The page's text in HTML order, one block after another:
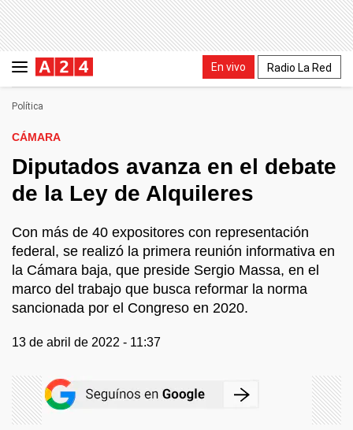
En vivo Radio La Red
Política
CÁMARA
Diputados avanza en el debate
de la Ley de Alquileres
Con más de 40 expositores con representación
federal, se realizó la primera reunión informativa en
la Cámara baja, que preside Sergio Massa, en el
marco del trabajo que busca reformar la norma
sancionada por el Congreso en 2020.
13 de abril de 2022 - 11:37